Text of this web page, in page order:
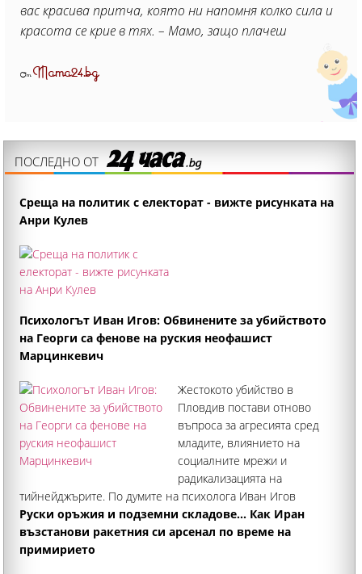
вас красива притча, която ни напомня колко сила и
красота се крие в тях. – Мамо, защо плачеш
ОтMama24.bg
ПОСЛЕДНО ОТ
Среща на политик с електорат - вижте рисунката на
Анри Кулев
Психологът Иван Игов: Обвинените за убийството
на Георги са фенове на руския неофашист
Марцинкевич
Жестокото убийство в
Пловдив постави отново
въпроса за агресията сред
младите, влиянието на
социалните мрежи и
радикализацията на
тийнейджърите. По думите на психолога Иван Игов
обвинените за зверството младежи са последователи на
движението "Окупай педофилия", създадено от руския
неофашист Максим Марцинкевич
Руски оръжия и подземни складове... Как Иран
възстанови ракетния си арсенал по време на
примирието